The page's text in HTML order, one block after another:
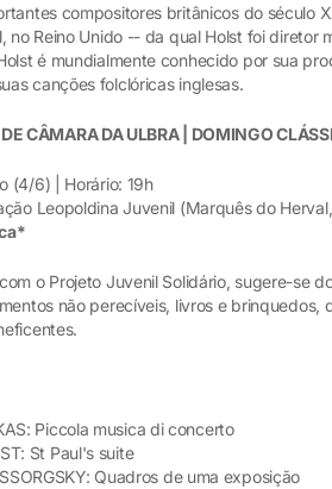
compositores britânicos do século
no Reino Unido -- da qual Holst foi diretor
é mundialmente conhecido por sua
canções folclóricas inglesas.
CÂMARA DA ULBRA | DOMINGO
(4/6) | Horário: 19h
Leopoldina Juvenil (Marquês do
o Projeto Juvenil Solidário, sugere-se
não perecíveis, livros e brinquedos,
Piccola musica di concerto
St Paul's suite
Quadros de uma exposição